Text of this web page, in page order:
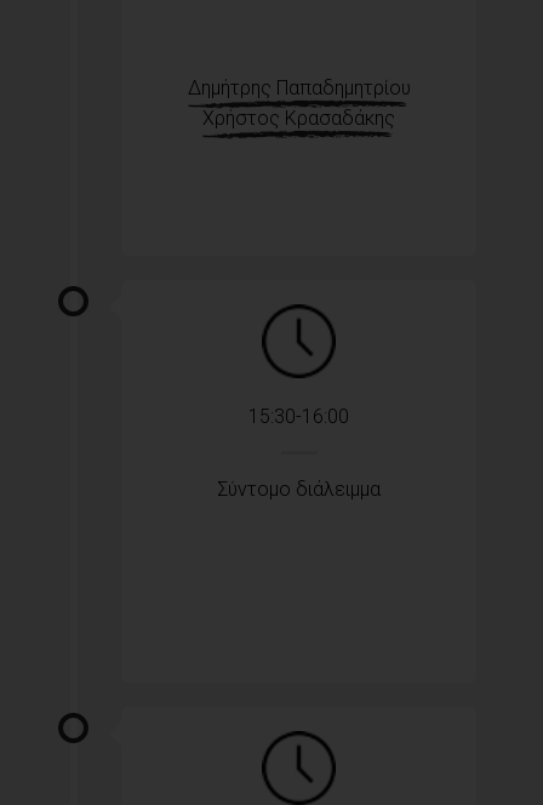
Δημήτρης Παπαδημητρίου
Χρήστος Κρασαδάκης
15:30-16:00
Σύντομο διάλειμμα